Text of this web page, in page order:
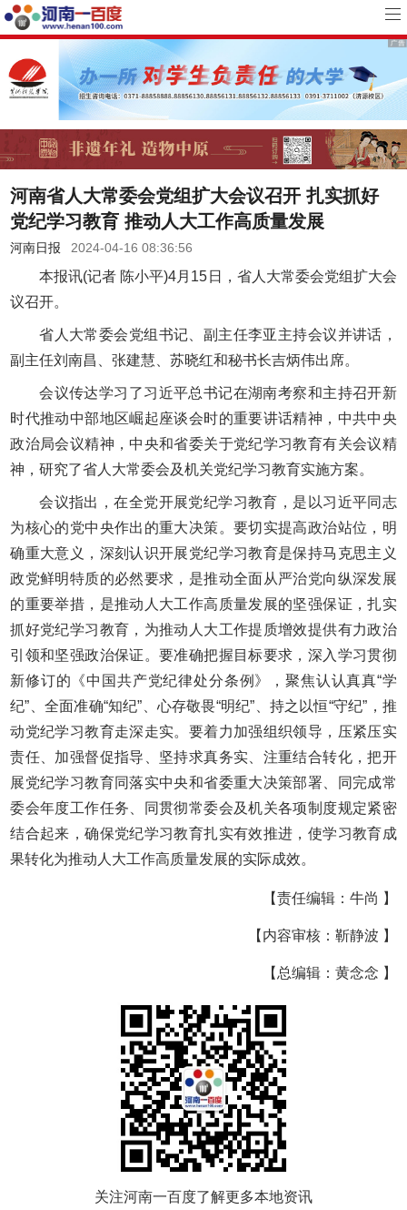
河南省人大常委会党组扩大会议召开 扎实抓好
党纪学习教育 推动人大工作高质量发展
河南日报 2024-04-16 08:36:56
本报讯(记者 陈小平)4月15日，省人大常委会党组扩大会
议召开。
省人大常委会党组书记、副主任李亚主持会议并讲话，
副主任刘南昌、张建慧、苏晓红和秘书长吉炳伟出席。
会议传达学习了习近平总书记在湖南考察和主持召开新
时代推动中部地区崛起座谈会时的重要讲话精神，中共中央
政治局会议精神，中央和省委关于党纪学习教育有关会议精
神，研究了省人大常委会及机关党纪学习教育实施方案。
会议指出，在全党开展党纪学习教育，是以习近平同志
为核心的党中央作出的重大决策。要切实提高政治站位，明
确重大意义，深刻认识开展党纪学习教育是保持马克思主义
政党鲜明特质的必然要求，是推动全面从严治党向纵深发展
的重要举措，是推动人大工作高质量发展的坚强保证，扎实
抓好党纪学习教育，为推动人大工作提质增效提供有力政治
引领和坚强政治保证。要准确把握目标要求，深入学习贯彻
新修订的《中国共产党纪律处分条例》，聚焦认认真真“学
纪”、全面准确“知纪”、心存敬畏“明纪”、持之以恒“守纪”，推
动党纪学习教育走深走实。要着力加强组织领导，压紧压实
责任、加强督促指导、坚持求真务实、注重结合转化，把开
展党纪学习教育同落实中央和省委重大决策部署、同完成常
委会年度工作任务、同贯彻常委会及机关各项制度规定紧密
结合起来，确保党纪学习教育扎实有效推进，使学习教育成
果转化为推动人大工作高质量发展的实际成效。
【责任编辑：牛尚 】
【内容审核：靳静波 】
【总编辑：黄念念 】
关注河南一百度了解更多本地资讯